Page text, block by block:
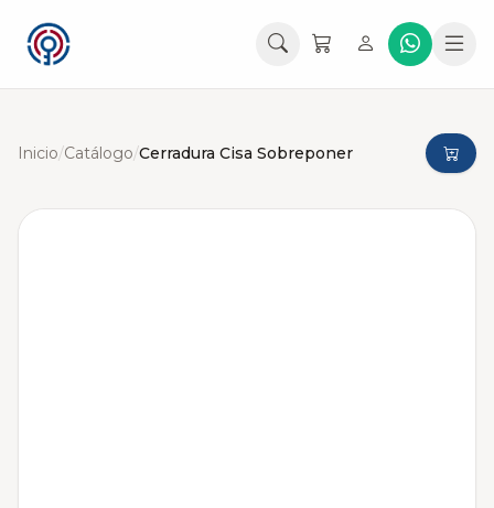
Inicio/Catálogo/Cerradura Cisa Sobreponer